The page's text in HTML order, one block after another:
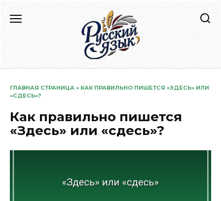
содержанию
ГЛАВНАЯ СТРАНИЦА » КАК ПРАВИЛЬНО ПИШЕТСЯ «ЗДЕСЬ» ИЛИ
«СДЕСЬ»?
Как правильно пишется
«Здесь» или «сдесь»?